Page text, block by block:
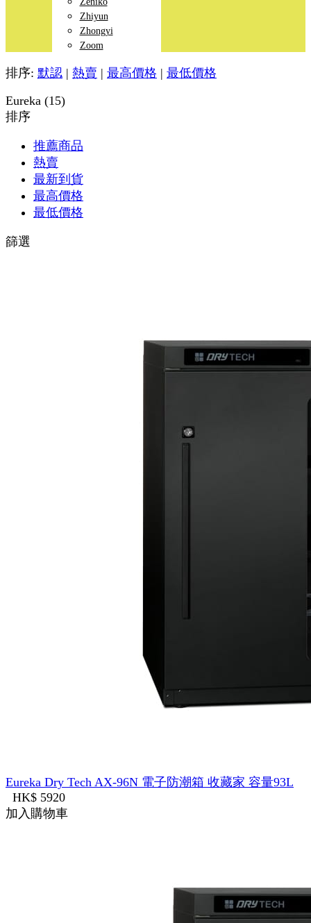
Zhiyun
Zhongyi
Zoom
排序: 默認 | 熱賣 | 最高價格 | 最低價格
Eureka (15)
排序
推薦商品
熱賣
最新到貨
最高價格
最低價格
篩選
Eureka Dry Tech AX-96N 電子防潮箱 收藏家 容量93L
HK$ 5920
加入購物車